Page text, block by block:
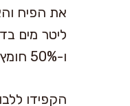
ו-50% חומץ בבקבוק ספריי.
הקפידו